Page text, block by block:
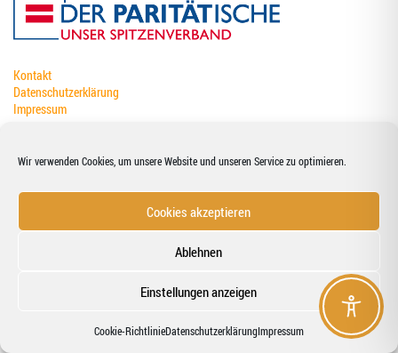
Wir verwenden Cookies, um unsere Website und unseren Service zu optimieren.
Cookies akzeptieren
Ablehnen
Einstellungen anzeigen
Coo­kie-Richt­li­nieDatenschutzerklärungImpressum
Kontakt
Datenschutzerklärung
Impressum